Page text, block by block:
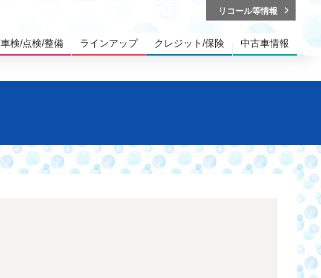
車検/点検/整備 ラインアップ クレジット/保険 中古車情報
リコール等情報